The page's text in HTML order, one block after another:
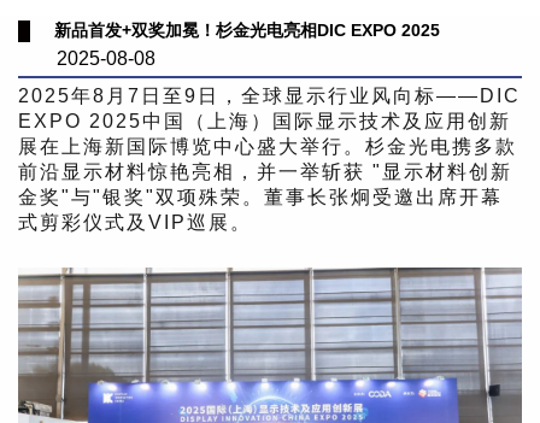
新品首发+双奖加冕！杉金光电亮相DIC EXPO 2025
2025-08-08
2025年8月7日至9日，全球显示行业风向标——DIC
EXPO 2025中国（上海）国际显示技术及应用创新
展在上海新国际博览中心盛大举行。杉金光电携多款
前沿显示材料惊艳亮相，并一举斩获 "显示材料创新
金奖"与"银奖"双项殊荣。董事长张炯受邀出席开幕
式剪彩仪式及VIP巡展。